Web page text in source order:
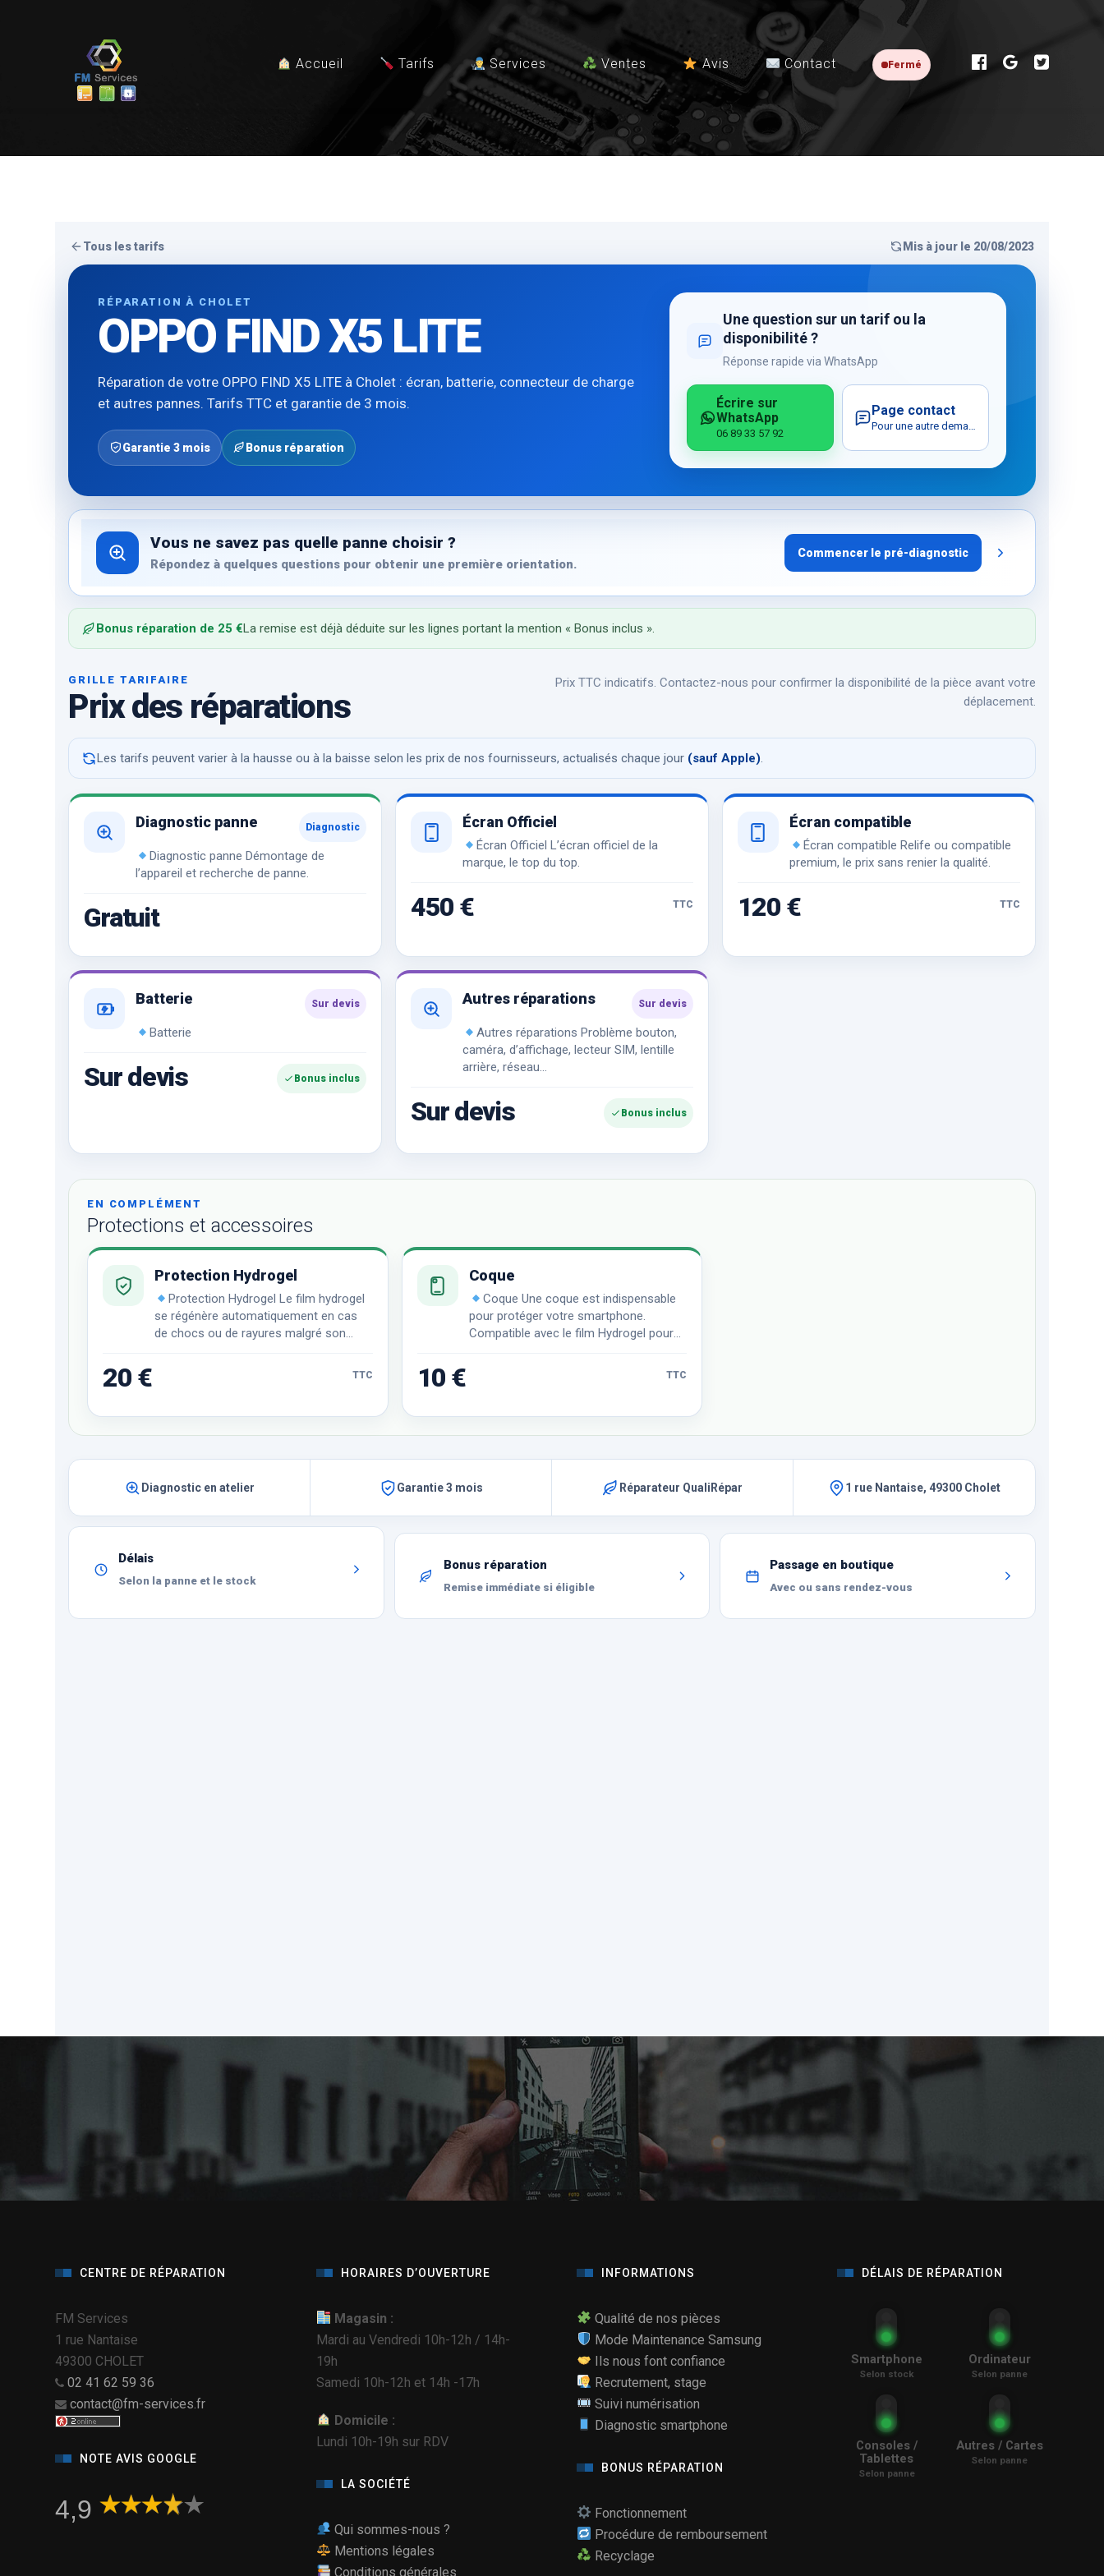
Accueil Tarifs Services Ventes Avis Contact Fermé
Tous les tarifs Mis à jour le 20/08/2023
RÉPARATION À CHOLET
OPPO FIND X5 LITE
Réparation de votre OPPO FIND X5 LITE à Cholet : écran, batterie, connecteur de charge
et autres pannes. Tarifs TTC et garantie de 3 mois.
Garantie 3 mois Bonus réparation
Une question sur un tarif ou la
disponibilité ?
Réponse rapide via WhatsApp
Écrire sur
WhatsApp
06 89 33 57 92
Page contact
Pour une autre demande
Vous ne savez pas quelle panne choisir ?
Répondez à quelques questions pour obtenir une première orientation.
Commencer le pré-diagnostic
Bonus réparation de 25 €La remise est déjà déduite sur les lignes portant la mention « Bonus inclus ».
GRILLE TARIFAIRE
Prix des réparations
Prix TTC indicatifs. Contactez-nous pour confirmer la disponibilité de la pièce avant votre
déplacement.
Les tarifs peuvent varier à la hausse ou à la baisse selon les prix de nos fournisseurs, actualisés chaque jour (sauf Apple).
Diagnostic panne Diagnostic
Diagnostic panne Démontage de
l’appareil et recherche de panne.
Gratuit
Écran Officiel
Écran Officiel L’écran officiel de la
marque, le top du top.
450 € TTC
Écran compatible
Écran compatible Relife ou compatible
premium, le prix sans renier la qualité.
120 € TTC
Batterie Sur devis
Batterie
Sur devis Bonus inclus
Autres réparations Sur devis
Autres réparations Problème bouton,
caméra, d’affichage, lecteur SIM, lentille
arrière, réseau…
Sur devis Bonus inclus
EN COMPLÉMENT
Protections et accessoires
Protection Hydrogel
Protection Hydrogel Le film hydrogel
se régénère automatiquement en cas
de chocs ou de rayures malgré son
20 € TTC
Coque
Coque Une coque est indispensable
pour protéger votre smartphone.
Compatible avec le film Hydrogel pour
10 € TTC
Diagnostic en atelier Garantie 3 mois Réparateur QualiRépar 1 rue Nantaise, 49300 Cholet
Délais
Selon la panne et le stock
Bonus réparation
Remise immédiate si éligible
Passage en boutique
Avec ou sans rendez-vous
CENTRE DE RÉPARATION
FM Services
1 rue Nantaise
49300 CHOLET
02 41 62 59 36
contact@fm-services.fr
NOTE AVIS GOOGLE
4,9
HORAIRES D’OUVERTURE
Magasin :
Mardi au Vendredi 10h-12h / 14h-
19h
Samedi 10h-12h et 14h -17h
Domicile :
Lundi 10h-19h sur RDV
LA SOCIÉTÉ
Qui sommes-nous ?
Mentions légales
Conditions générales
INFORMATIONS
Qualité de nos pièces
Mode Maintenance Samsung
Ils nous font confiance
Recrutement, stage
Suivi numérisation
Diagnostic smartphone
BONUS RÉPARATION
Fonctionnement
Procédure de remboursement
Recyclage
DÉLAIS DE RÉPARATION
Smartphone
Selon stock
Ordinateur
Selon panne
Consoles /
Tablettes
Selon panne
Autres / Cartes
Selon panne